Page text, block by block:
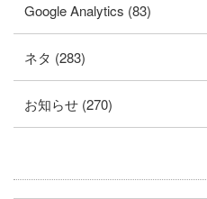
Google Analytics (83)
ネタ (283)
お知らせ (270)